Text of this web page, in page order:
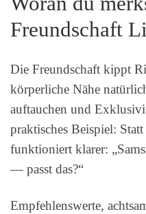
Freundschaft
Die Freundschaft kippt
körperliche Nähe
auftauchen und
praktisches Beispiel:
funktioniert klarer:
— passt das?“
Empfehlenswerte,